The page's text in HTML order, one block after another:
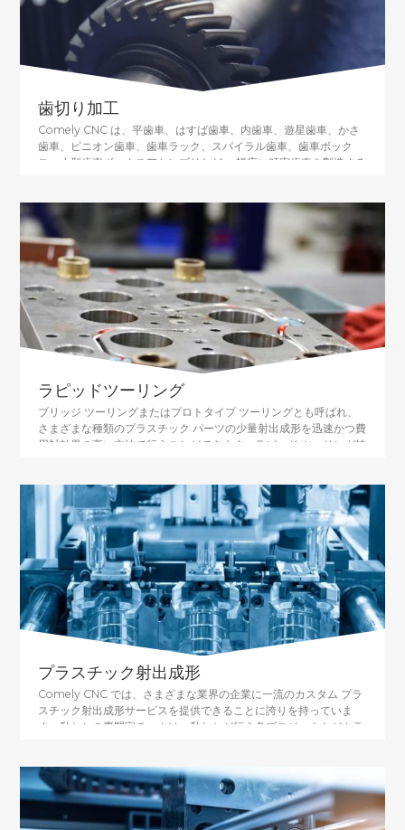
歯切り加工
Comely CNC は、平歯車、はすば歯車、内歯車、遊星歯車、かさ
歯車、ピニオン歯車、歯車ラック、スパイラル歯車、歯車ボック
ス、小型歯車ボックスアセンブリなど 、幅広い精密歯車を製造する
スロッティング、火花侵食など。
ラピッドツーリング
ブリッジ ツーリングまたはプロトタイプ ツーリングとも呼ばれ、
さまざまな種類のプラスチック パーツの少量射出成形を迅速かつ費
用対効果の高い方法で行うことができます。ラピッド ツーリング技
成できます。ラピッド ツーリングは、短い時間枠内で迅速なプロト
タイピングの要求を満たす成形品を製造するため、または大量生産
前の暫定的なギャップを埋めるために使用されます。
プラスチック射出成形
Comely CNC では、さまざまな業界の企業に一流のカスタム プラ
スチック射出成形サービスを提供できることに誇りを持っていま
す。私たちの専門家チームは、私たちが行う各プロジェクトがクラ
社内の能力が常に同等であることを保証し、迅速な射出成形とオン
デマンド生産を提供できるようにしています。